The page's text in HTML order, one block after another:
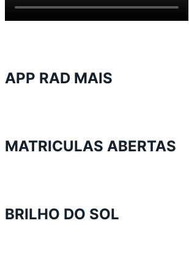
APP RAD MAIS
MATRICULAS ABERTAS
BRILHO DO SOL